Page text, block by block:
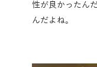
性が良かったん
んだよね。